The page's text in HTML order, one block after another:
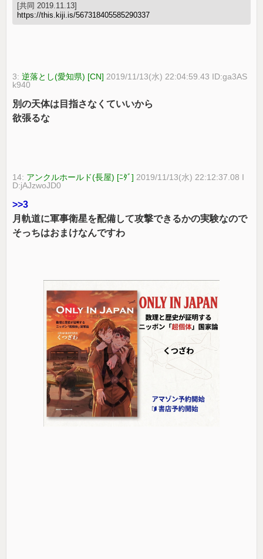
[共同 2019.11.13]
https://this.kiji.is/567318405585290337
3:逆落とし(愛知県) [CN] 2019/11/13(水) 22:04:59.43 ID:ga3AS
k940
別の天体は目指さなくていいから
欲張るな
14: アンクルホールド(長屋) [ﾆﾀﾞ] 2019/11/13(水) 22:12:37.08 I
D:jAJzwoJD0
>>3
月軌道に軍事衛星を配備して攻撃できるかの実験なので
そっちはおまけなんですわ